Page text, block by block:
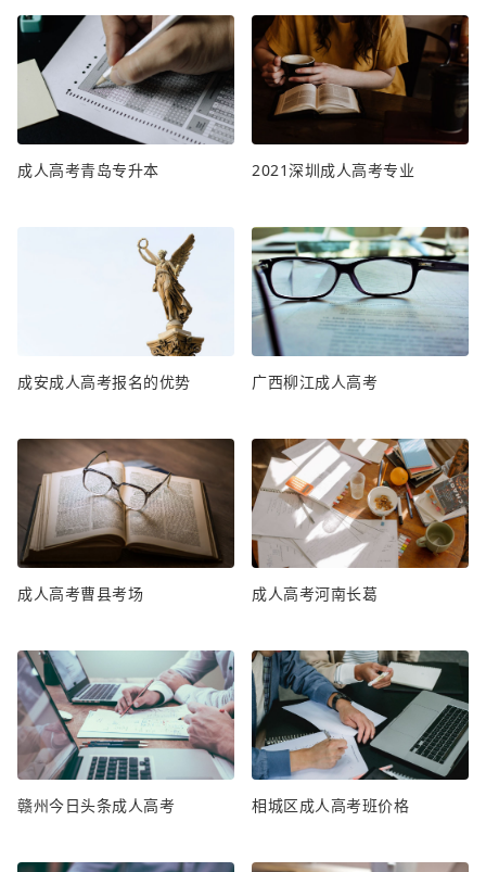
成人高考青岛专升本 2021深圳成人高考专业
成安成人高考报名的优势 广西柳江成人高考
成人高考曹县考场 成人高考河南长葛
赣州今日头条成人高考 相城区成人高考班价格